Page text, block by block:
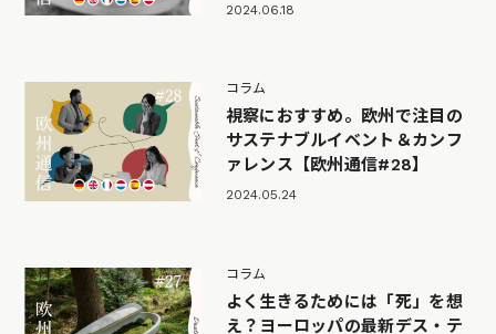
2024.06.18
コラム
視察におすすめ。欧州で注目の
サステナブルイベント＆カンフ
ァレンス【欧州通信#28】
2024.05.24
コラム
よく生きるためには「死」を想
え？ヨーロッパの最新デス・テ